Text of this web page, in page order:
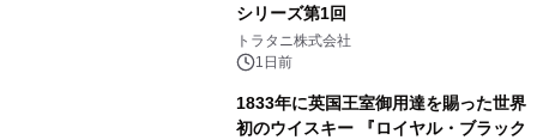
シリーズ第1回
トラタニ株式会社
1日前
1833年に英国王室御用達を賜った世界
初のウイスキー 『ロイヤル・ブラック